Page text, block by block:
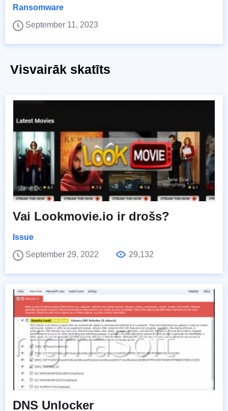
Ransomware
September 11, 2023
Visvairāk skatīts
Vai Lookmovie.io ir drošs?
Issue
September 29, 2022
29,132
DNS Unlocker